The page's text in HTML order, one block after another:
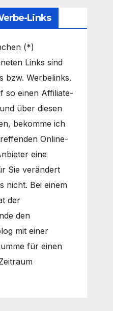
Links
(*)
Links sind
bzw. Werbelinks.
so einen Affiliate-
über diesen
bekomme ich
Online-
eine
Sie verändert
nicht. Bei einem
der
den
mit einer
für einen